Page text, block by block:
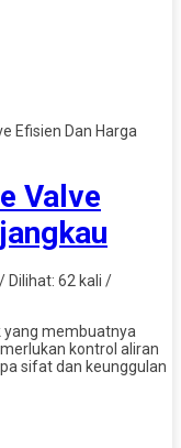
Efisien Dan Harga
Valve
Dilihat: 62 kali /
yang membuatnya
kontrol aliran
sifat dan keunggulan